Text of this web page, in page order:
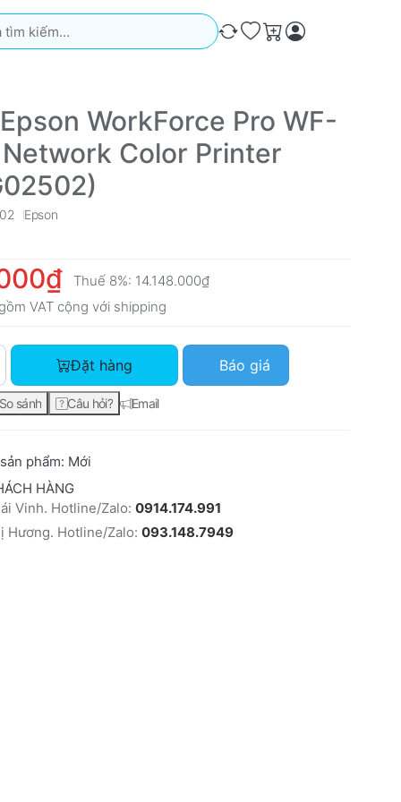
Kết quả sẽ tự động xuất hiện khi bạn nhập. Nhấn phím
So sánh
Ưa thích
Giỏ hàng
WorkForce Pro WF-
Color Printer
Epson
Thuế 8%: 14.148.000₫
VAT cộng với shipping
Máy in Epson WorkForce Pro WF-C5790 Network Color
Đặt hàng Báo giá
So sánh Câu hỏi? Email
phẩm: Mới
HÀNG
Vinh. Hotline/Zalo: 0914.174.991
Hương. Hotline/Zalo: 093.148.7949